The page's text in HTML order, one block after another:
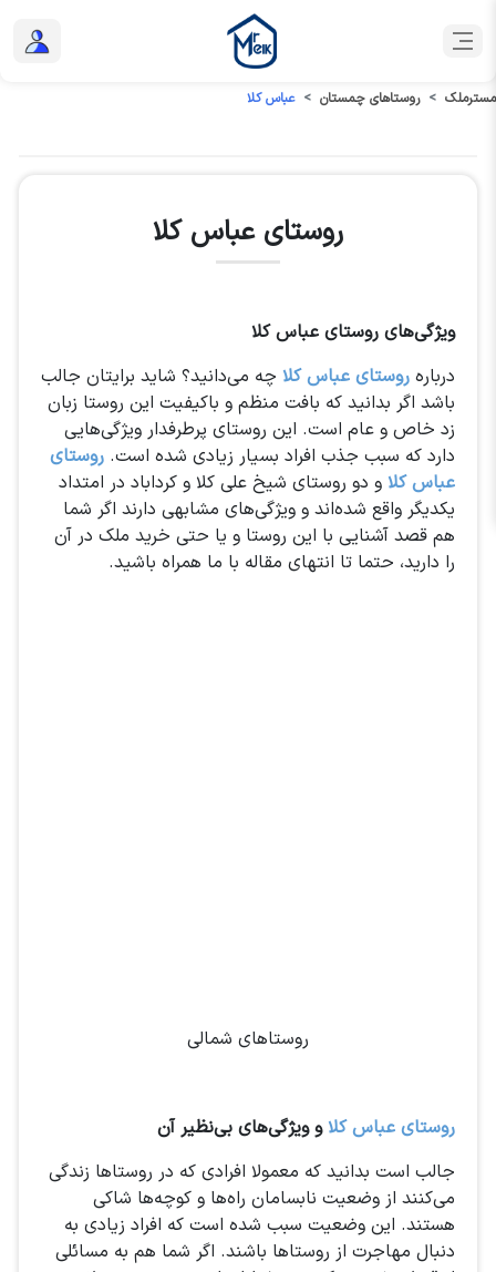
مسترملک روستاهای چمستان عباس کلا
روستای عباس کلا
ویژگی‌های روستای عباس کلا
درباره روستای عباس کلا چه می‌دانید؟ شاید برایتان جالب
باشد اگر بدانید که بافت منظم و باکیفیت این روستا زبان
زد خاص و عام است. این روستای پرطرفدار ویژگی‌هایی
دارد که سبب جذب افراد بسیار زیادی شده است. روستای
عباس کلا و دو روستای شیخ علی کلا و کرداباد در امتداد
یکدیگر واقع شده‌اند و ویژگی‌های مشابهی دارند اگر شما
هم قصد آشنایی با این روستا و یا حتی خرید ملک در آن
را دارید، حتما تا انتهای مقاله با ما همراه باشید.
روستاهای شمالی
روستای عباس کلا و ویژگی‌های بی‌نظیر آن
جالب است بدانید که معمولا افرادی که در روستاها زندگی
می‌کنند از وضعیت نابسامان راه‌ها و کوچه‌ها شاکی
هستند. این وضعیت سبب شده است که افراد زیادی به
دنبال مهاجرت از روستاها باشند. اگر شما هم به مسائلی